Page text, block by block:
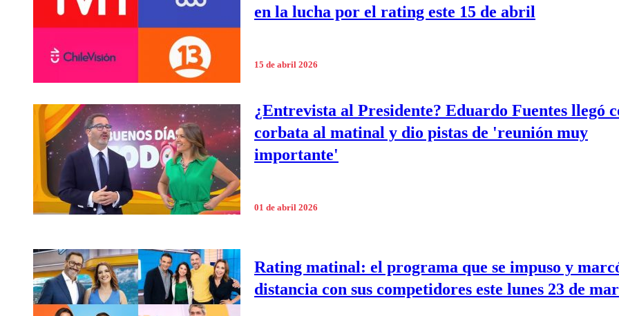
en la lucha por el rating este 15 de abril
15 de abril 2026
¿Entrevista al Presidente? Eduardo Fuentes llegó
corbata al matinal y dio pistas de 'reunión muy
importante'
01 de abril 2026
Rating matinal: el programa que se impuso y
distancia con sus competidores este lunes 23 de